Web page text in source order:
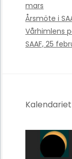
mars
Årsmöte i
Vårhimlens
SAAF, 25
Kalendariet